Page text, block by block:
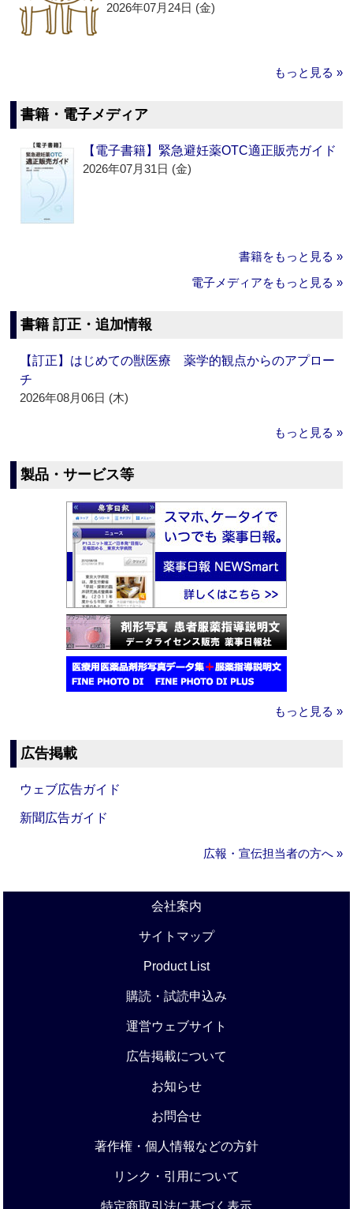
2026年07月24日 (金)
もっと見る »
書籍・電子メディア
【電子書籍】緊急避妊薬OTC適正販売ガイド
2026年07月31日 (金)
書籍をもっと見る »
電子メディアをもっと見る »
書籍 訂正・追加情報
【訂正】はじめての獣医療 薬学的観点からのアプロー
チ
2026年08月06日 (木)
もっと見る »
製品・サービス等
もっと見る »
広告掲載
ウェブ広告ガイド
新聞広告ガイド
広報・宣伝担当者の方へ »
会社案内
サイトマップ
Product List
購読・試読申込み
運営ウェブサイト
広告掲載について
お知らせ
お問合せ
著作権・個人情報などの方針
リンク・引用について